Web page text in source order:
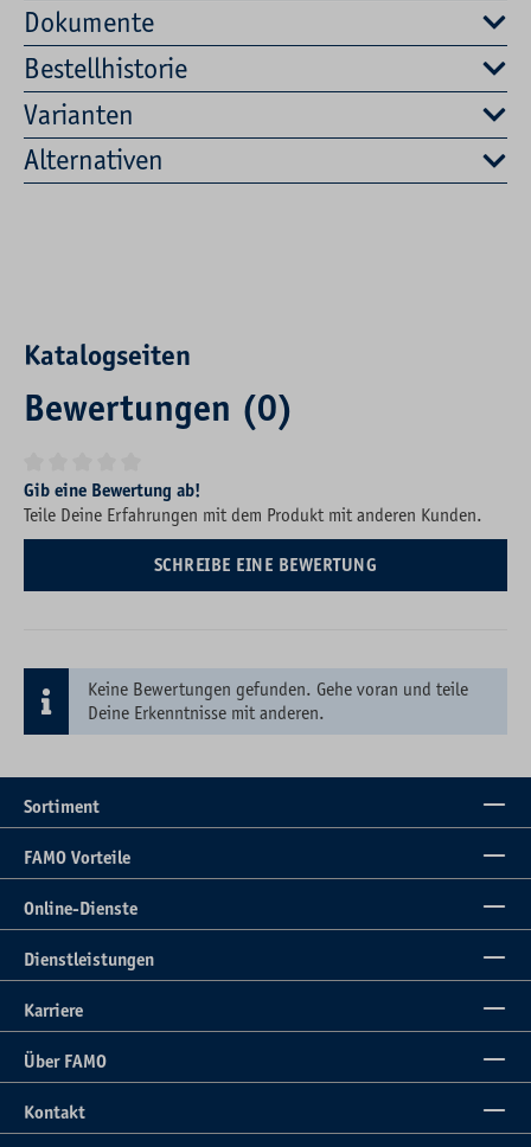
Dokumente
Bestellhistorie
Varianten
Alternativen
Katalogseiten
Bewertungen (0)
Durchschnittliche Bewertung von 0 von 5 Sternen
Gib eine Bewertung ab!
Teile Deine Erfahrungen mit dem Produkt mit anderen Kunden.
SCHREIBE EINE BEWERTUNG
Keine Bewertungen gefunden. Gehe voran und teile
Deine Erkenntnisse mit anderen.
Sortiment
FAMO Vorteile
Online-Dienste
Dienstleistungen
Karriere
Über FAMO
Kontakt